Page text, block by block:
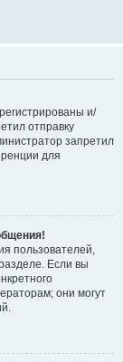
и/
отправку
запретил
для
пользователей,
Если вы
они могут